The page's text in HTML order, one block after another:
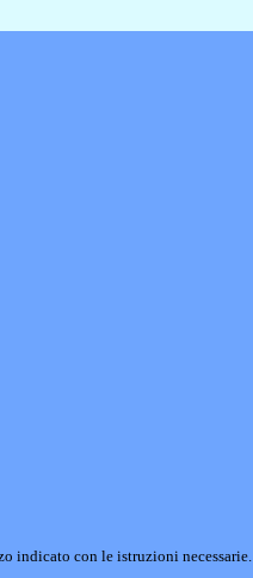
indicato con le istruzioni necessarie.